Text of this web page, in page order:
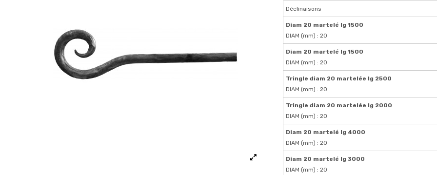
Déclinaisons
Diam 20 martelé lg 1500
DIAM (mm) : 20
Diam 20 martelé lg 1500
DIAM (mm) : 20
Tringle diam 20 martelée lg 2500
DIAM (mm) : 20
Tringle diam 20 martelée lg 2000
DIAM (mm) : 20
Diam 20 martelé lg 4000
DIAM (mm) : 20
Diam 20 martelé lg 3000
DIAM (mm) : 20